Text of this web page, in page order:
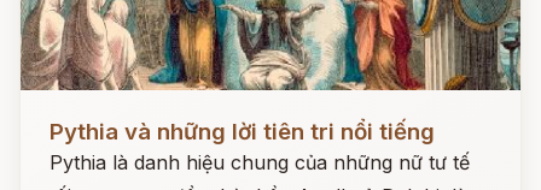
Pythia và những lời tiên tri nổi tiếng
Pythia là danh hiệu chung của những nữ tư tế